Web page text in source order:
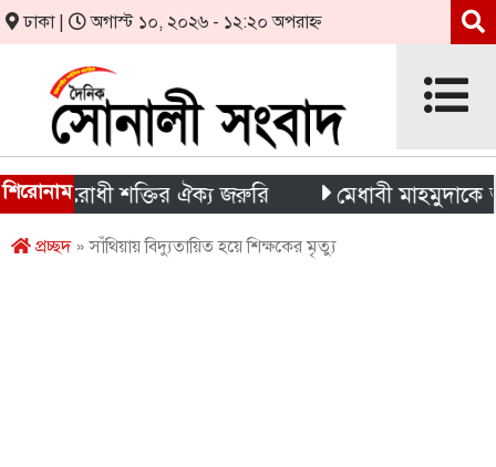
ঢাকা | অগাস্ট ১০, ২০২৬ - ১২:২০ অপরাহ্ন
শিরোনামশক্তির ঐক্য জরুরি মেধাবী মাহমুদাকে
প্রচ্ছদ» সাঁথিয়ায় বিদ্যুতায়িত হয়ে শিক্ষকের মৃত্যু